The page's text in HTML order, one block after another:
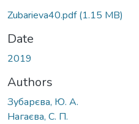
Zubarieva40.pdf(1.15 MB)
Date
2019
Authors
Зубарєва, Ю. А.
Нагаєва, С. П.